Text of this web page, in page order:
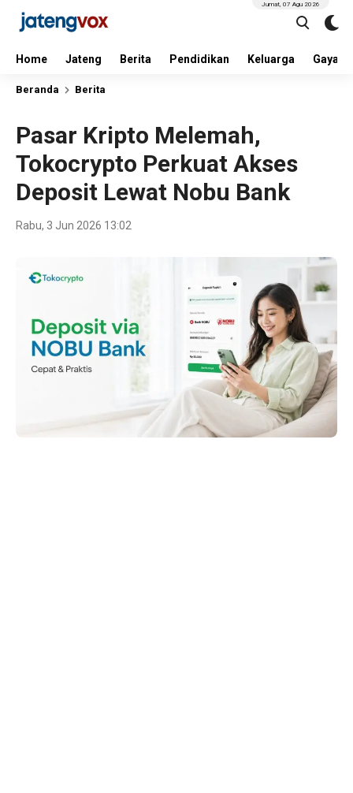
Home Jateng Berita Pendidikan Keluarga Gaya
Jumat, 07 Agu 2026
Beranda Berita
Pasar Kripto Melemah,
Tokocrypto Perkuat Akses
Deposit Lewat Nobu Bank
Rabu, 3 Jun 2026 13:02